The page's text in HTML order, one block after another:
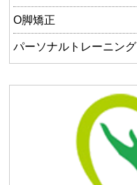
O脚矯正
パーソナルトレーニング